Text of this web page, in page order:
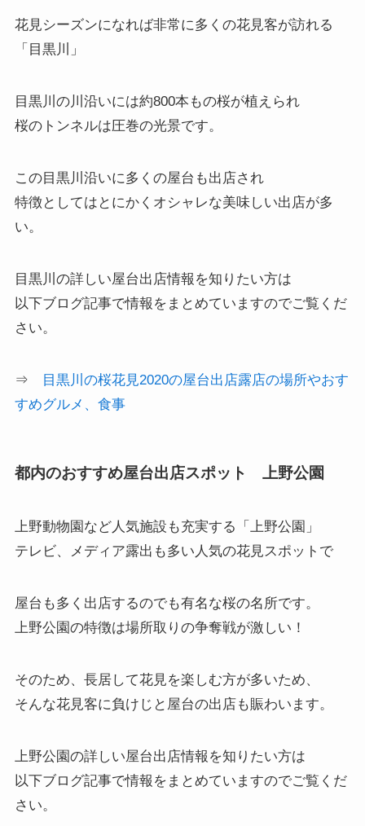
花見シーズンになれば非常に多くの花見客が訪れる
「目黒川」
目黒川の川沿いには約800本もの桜が植えられ
桜のトンネルは圧巻の光景です。
この目黒川沿いに多くの屋台も出店され
特徴としてはとにかくオシャレな美味しい出店が多
い。
目黒川の詳しい屋台出店情報を知りたい方は
以下ブログ記事で情報をまとめていますのでご覧くだ
さい。
⇒
目黒川の桜花見2020の屋台出店露店の場所やおす
すめグルメ、食事
都内のおすすめ屋台出店スポット 上野公園
上野動物園など人気施設も充実する「上野公園」
テレビ、メディア露出も多い人気の花見スポットで
屋台も多く出店するのでも有名な桜の名所です。
上野公園の特徴は場所取りの争奪戦が激しい！
そのため、長居して花見を楽しむ方が多いため、
そんな花見客に負けじと屋台の出店も賑わいます。
上野公園の詳しい屋台出店情報を知りたい方は
以下ブログ記事で情報をまとめていますのでご覧くだ
さい。